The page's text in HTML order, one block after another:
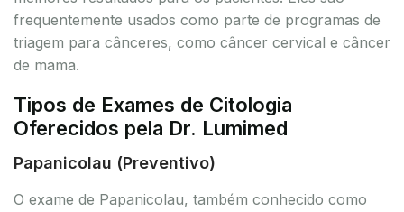
frequentemente usados como parte de programas de
triagem para cânceres, como câncer cervical e câncer
de mama.
Tipos de Exames de Citologia
Oferecidos pela Dr. Lumimed
Papanicolau (Preventivo)
O exame de Papanicolau, também conhecido como